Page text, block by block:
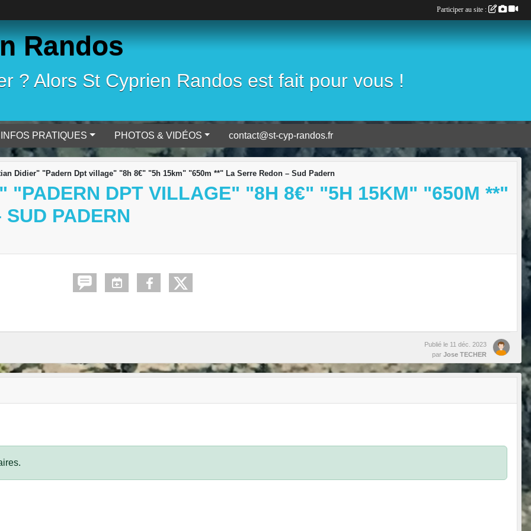
Randos
? Alors St Cyprien Randos est fait pour vous !
INFOS PRATIQUES PHOTOS & VIDÉOS contact@st-cyp-randos.fr
Didier" "Padern Dpt village" "8h 8€" "5h 15km" "650m **" La Serre Redon – Sud Padern
"PADERN DPT VILLAGE" "8H 8€" "5H 15KM" "650M **"
PADERN
Publié le 11 déc. 2023
par Jose TECHER
Participer au site :